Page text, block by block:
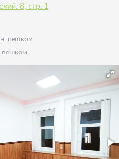
8, стр. 1
пешком
пешком